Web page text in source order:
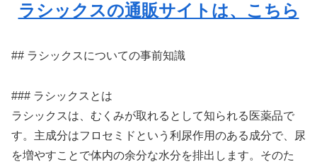
ラシックスの通販サイトは、こちら
## ラシックスについての事前知識
### ラシックスとは
ラシックスは、むくみが取れるとして知られる医薬品で
す。主成分はフロセミドという利尿作用のある成分で、尿
を増やすことで体内の余分な水分を排出します。そのた